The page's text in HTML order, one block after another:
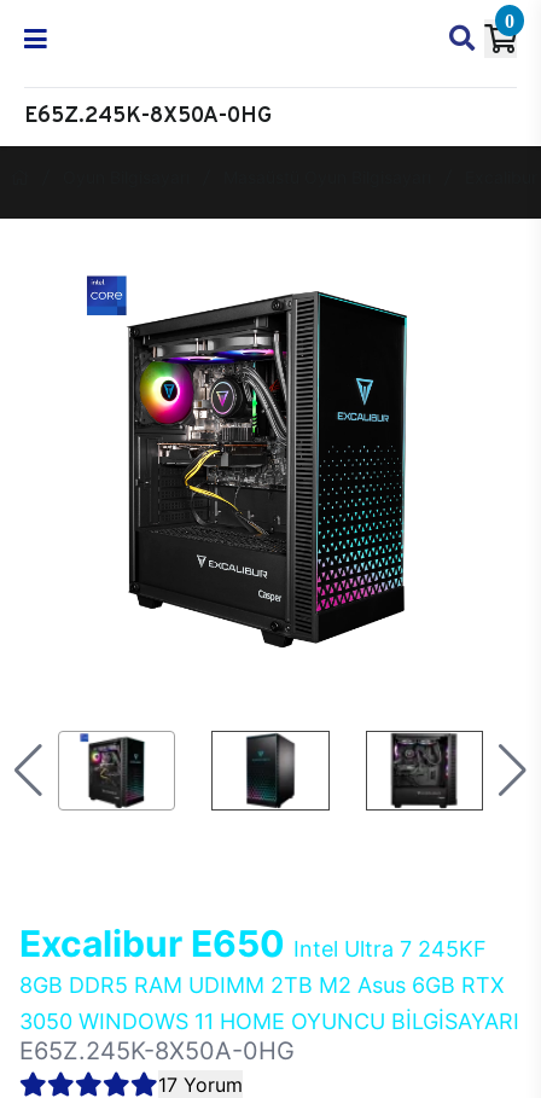
0
E65Z.245K-8X50A-0HG
Excalibur E650 Intel Ultra 7 245KF
8GB DDR5 RAM UDIMM 2TB M2 Asus 6GB RTX
3050 WINDOWS 11 HOME OYUNCU BİLGİSAYARI
E65Z.245K-8X50A-0HG
17 Yorum